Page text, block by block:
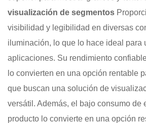
visualización de segmentos
visibilidad y legibilidad en diversas
iluminación, lo que lo hace ideal para
aplicaciones. Su rendimiento
lo convierten en una opción rentable
que buscan una solución de
versátil. Además, el bajo consumo de
producto lo convierte en una opción